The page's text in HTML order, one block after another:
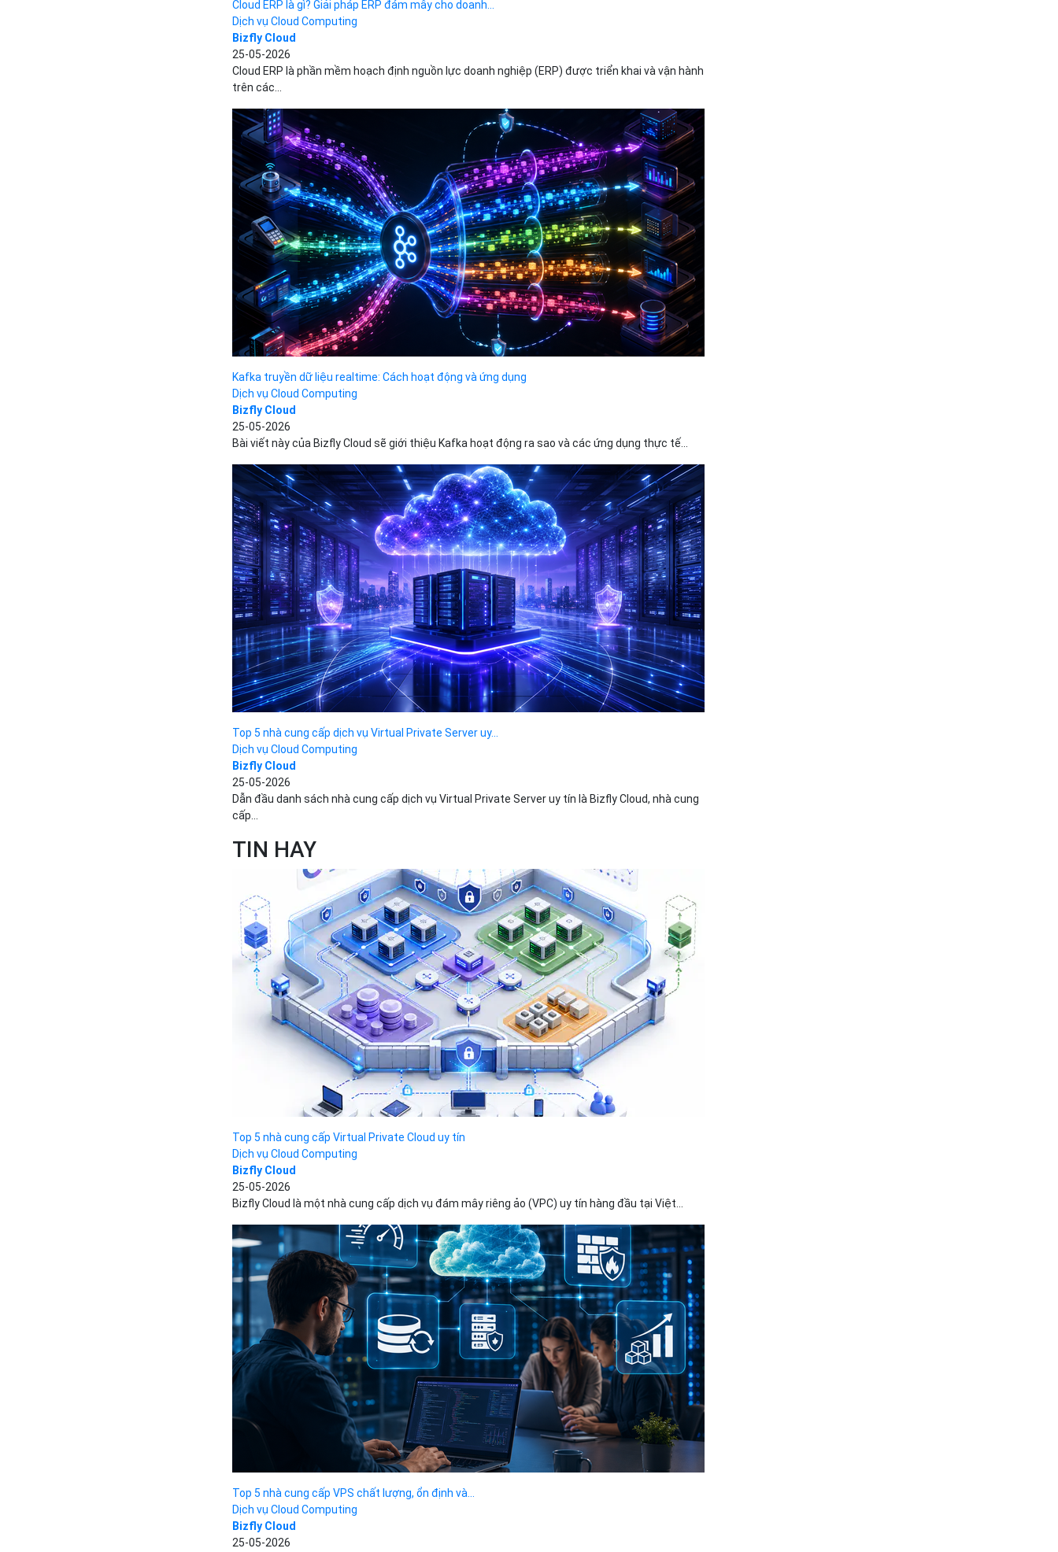
Cloud ERP là gì? Giải pháp ERP đám mây cho doanh...
Dịch vụ Cloud Computing
Bizfly Cloud
25-05-2026
Cloud ERP là phần mềm hoạch định nguồn lực doanh nghiệp (ERP) được triển khai và vận hành
trên các...
Kafka truyền dữ liệu realtime: Cách hoạt động và ứng dụng
Dịch vụ Cloud Computing
Bizfly Cloud
25-05-2026
Bài viết này của Bizfly Cloud sẽ giới thiệu Kafka hoạt động ra sao và các ứng dụng thực tế...
Top 5 nhà cung cấp dịch vụ Virtual Private Server uy...
Dịch vụ Cloud Computing
Bizfly Cloud
25-05-2026
Dẫn đầu danh sách nhà cung cấp dịch vụ Virtual Private Server uy tín là Bizfly Cloud, nhà cung
cấp...
TIN HAY
Top 5 nhà cung cấp Virtual Private Cloud uy tín
Dịch vụ Cloud Computing
Bizfly Cloud
25-05-2026
Bizfly Cloud là một nhà cung cấp dịch vụ đám mây riêng ảo (VPC) uy tín hàng đầu tại Việt...
Top 5 nhà cung cấp VPS chất lượng, ổn định và...
Dịch vụ Cloud Computing
Bizfly Cloud
25-05-2026